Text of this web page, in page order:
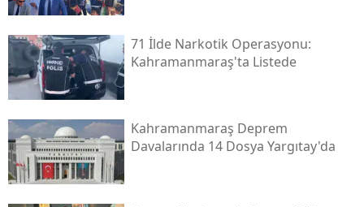
71 İlde Narkotik Operasyonu:
Kahramanmaraş'ta Listede
Kahramanmaraş Deprem
Davalarında 14 Dosya Yargıtay'da